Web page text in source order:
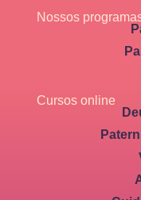
Nossos
Cursos online